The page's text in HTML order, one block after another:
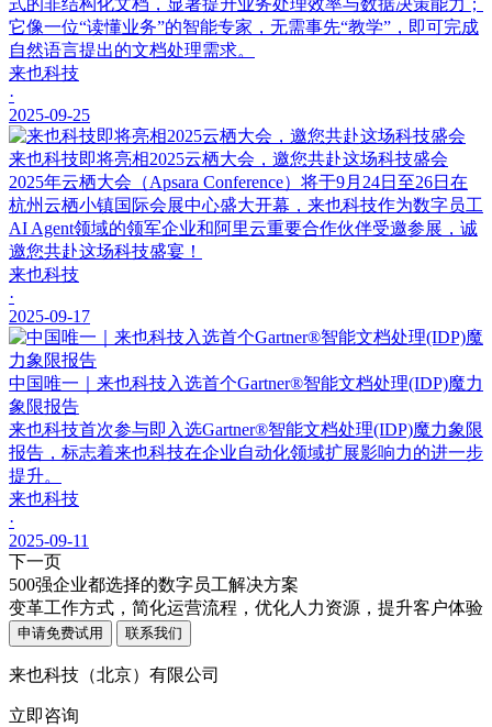
式的非结构化文档，显著提升业务处理效率与数据决策能力；
它像一位“读懂业务”的智能专家，无需事先“教学”，即可完成
自然语言提出的文档处理需求。
来也科技
·
2025-09-25
来也科技即将亮相2025云栖大会，邀您共赴这场科技盛会
2025年云栖大会（Apsara Conference）将于9月24日至26日在
杭州云栖小镇国际会展中心盛大开幕，来也科技作为数字员工
AI Agent领域的领军企业和阿里云重要合作伙伴受邀参展，诚
邀您共赴这场科技盛宴！
来也科技
·
2025-09-17
中国唯一｜来也科技入选首个Gartner®智能文档处理(IDP)魔力
象限报告
来也科技首次参与即入选Gartner®智能文档处理(IDP)魔力象限
报告，标志着来也科技在企业自动化领域扩展影响力的进一步
提升。
来也科技
·
2025-09-11
下一页
500强企业都选择的数字员工解决方案
变革工作方式，简化运营流程，优化人力资源，提升客户体验
申请免费试用 联系我们
来也科技（北京）有限公司
立即咨询